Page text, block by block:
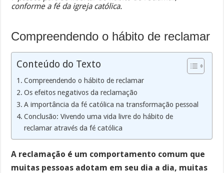
conforme a fé da igreja católica.
Compreendendo o hábito de reclamar
Conteúdo do Texto
Compreendendo o hábito de reclamar
Os efeitos negativos da reclamação
A importância da fé católica na transformação pessoal
Conclusão: Vivendo uma vida livre do hábito de
reclamar através da fé católica
A reclamação é um comportamento comum que
muitas pessoas adotam em seu dia a dia, muitas